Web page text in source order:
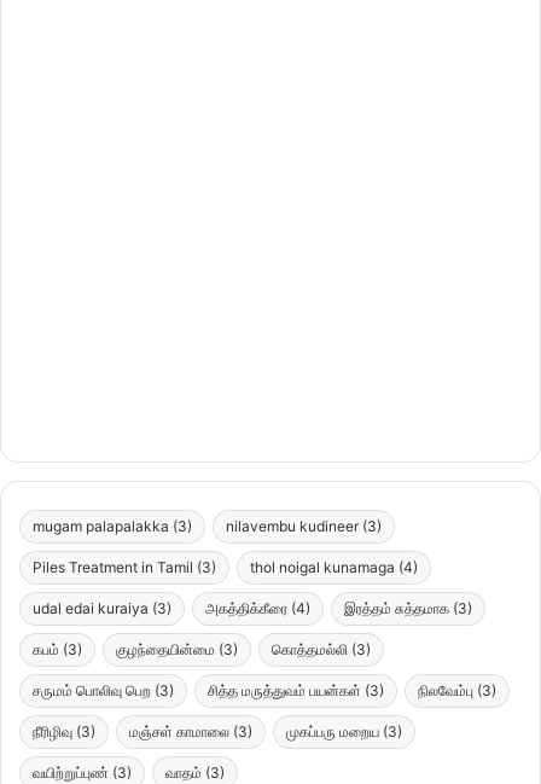
mugam palapalakka (3) nilavembu kudineer (3)
Piles Treatment in Tamil (3) thol noigal kunamaga (4)
udal edai kuraiya (3) அகத்திக்கீரை (4) இரத்தம் சுத்தமாக (3)
கபம் (3) குழந்தையின்மை (3) கொத்தமல்லி (3)
சருமம் பொலிவு பெற (3) சித்த மருத்துவம் பயன்கள் (3) நிலவேம்பு (3)
நீரிழிவு (3) மஞ்சள் காமாலை (3) முகப்பரு மறைய (3)
வயிற்றுப்புண் (3) வாதம் (3)